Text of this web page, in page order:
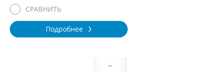
Подробнее
СРАВНИТЬ